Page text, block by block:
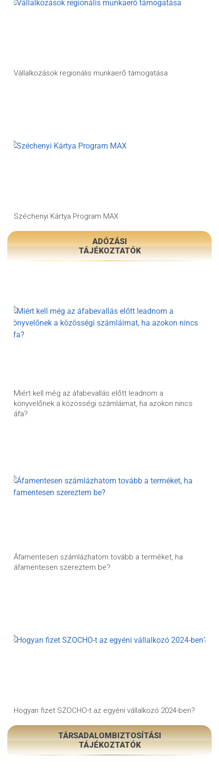
Vállalkozások regionális munkaerő támogatása
Széchenyi Kártya Program MAX
ADÓZÁSI
TÁJÉKOZTATÓK
Miért kell még az áfabevallás előtt leadnom a
könyvelőnek a közösségi számláimat, ha azokon nincs
áfa?
Áfamentesen számlázhatom tovább a terméket, ha
áfamentesen szereztem be?
Hogyan fizet SZOCHO-t az egyéni vállalkozó 2024-ben?
TÁRSADALOMBIZTOSÍTÁSI
TÁJÉKOZTATÓK